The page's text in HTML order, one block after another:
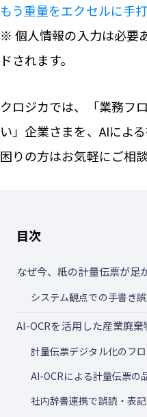
もう重量をエクセルに手
※ 個人情報の入力は必要
ドされます。
クロジカでは、「業務フ
い」企業さまを、AIによ
困りの方はお気軽にご相
目次
なぜ今、紙の計量伝票が足
システム観点での手書き
AI-OCRを活用した産業廃
計量伝票デジタル化のフ
AI-OCRによる計量伝票の
社内辞書連携で誤読・表